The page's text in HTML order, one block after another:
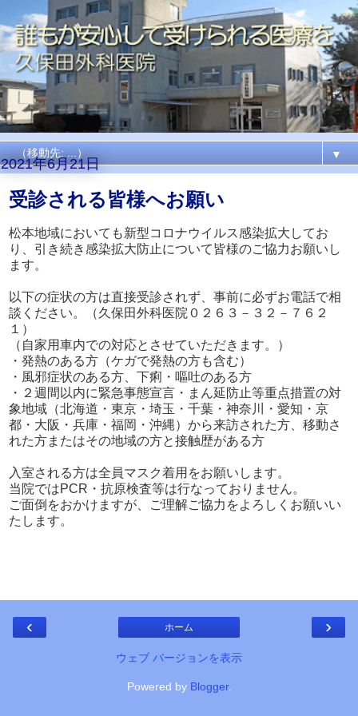
▼
2021年6月21日
受診される皆様へお願い
松本地域においても新型コロナウイルス感染拡大してお
り、引き続き感染拡大防止について皆様のご協力お願いし
ます。
以下の症状の方は直接受診されず、事前に必ずお電話で相
談ください。（久保田外科医院０２６３－３２－７６２
１）
（自家用車内での対応とさせていただきます。）
・発熱のある方（ケガで発熱の方も含む）
・風邪症状のある方、下痢・嘔吐のある方
・２週間以内に緊急事態宣言・まん延防止等重点措置の対
象地域（北海道・東京・埼玉・千葉・神奈川・愛知・京
都・大阪・兵庫・福岡・沖縄）から来訪された方、移動さ
れた方またはその地域の方と接触歴がある方
入室される方は全員マスク着用をお願いします。
当院ではPCR・抗原検査等は行なっておりません。
ご面倒をおかけますが、ご理解ご協力をよろしくお願いい
たします。
‹ ›
ホーム
ウェブ バージョンを表示
Powered by Blogger.